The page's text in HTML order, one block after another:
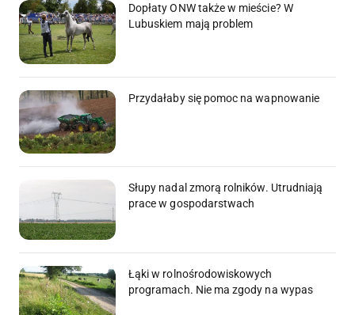
Dopłaty ONW także w mieście? W
Lubuskiem mają problem
Przydałaby się pomoc na wapnowanie
Słupy nadal zmorą rolników. Utrudniają
prace w gospodarstwach
Łąki w rolnośrodowiskowych
programach. Nie ma zgody na wypas